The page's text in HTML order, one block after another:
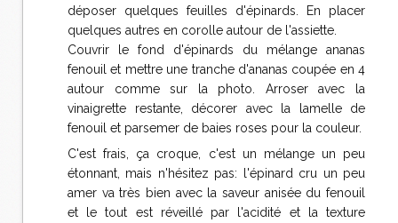
déposer quelques feuilles d'épinards. En placer
quelques autres en corolle autour de l'assiette.
Couvrir le fond d'épinards du mélange ananas
fenouil et mettre une tranche d'ananas coupée en 4
autour comme sur la photo. Arroser avec la
vinaigrette restante, décorer avec la lamelle de
fenouil et parsemer de baies roses pour la couleur.
C'est frais, ça croque, c'est un mélange un peu
étonnant, mais n'hésitez pas: l'épinard cru un peu
amer va très bien avec la saveur anisée du fenouil
et le tout est réveillé par l'acidité et la texture